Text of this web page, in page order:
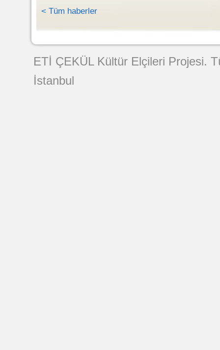
< Tüm haberler
ETİ ÇEKÜL Kültür Elçileri Projesi.
İstanbul